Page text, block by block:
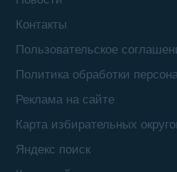
Контакты
Пользовательское
Политика обработки
Реклама на сайте
Карта избирательных
Яндекс поиск